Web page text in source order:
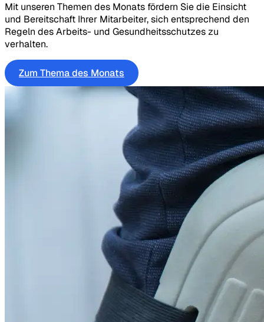
Mit unseren Themen des Monats fördern Sie die Einsicht
und Bereitschaft Ihrer Mitarbeiter, sich entsprechend den
Regeln des Arbeits- und Gesundheitsschutzes zu
verhalten.
Zum Thema des Monats